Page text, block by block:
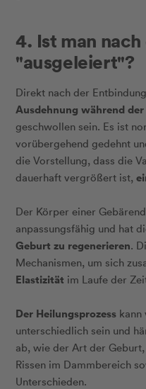
4. Ist man
"ausgeleiert"?
Direkt nach der
Ausdehnung während
geschwollen sein. Es ist
vorübergehend gedehnt
die Vorstellung, dass die
dauerhaft vergrößert ist,
Der Körper einer
anpassungsfähig und hat
Geburt zu regenerieren.
Mechanismen, um sich
Elastizität im Laufe der
Der Heilungsprozess kann
unterschiedlich sein und
ab, wie der Art der
Rissen im Dammbereich
Unterschieden.